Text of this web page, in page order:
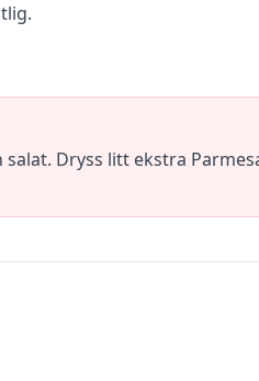
Dryss litt ekstra